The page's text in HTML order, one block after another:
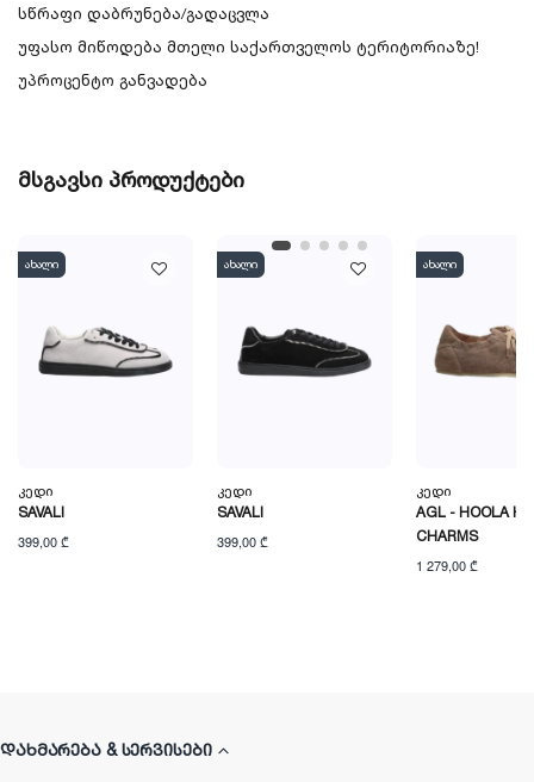
სწრაფი დაბრუნება/გადაცვლა
უფასო მიწოდება მთელი საქართველოს ტერიტორიაზე!
უპროცენტო განვადება
მსგავსი პროდუქტები
ახალი
Კედი
SAVALI
399,00 ₾
ახალი
Კედი
SAVALI
399,00 ₾
ახალი
Კედი
AGL - HOOLA
CHARMS
1 279,00 ₾
ᲓᲐᲮᲛᲐᲠᲔᲑᲐ & ᲡᲔᲠᲕᲘᲡᲔᲑᲘ